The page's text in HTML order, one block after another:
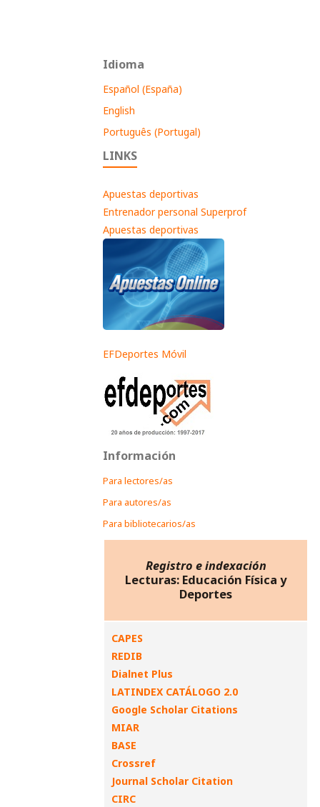
Idioma
Español (España)
English
Português (Portugal)
LINKS
Apuestas deportivas
Entrenador personal Superprof
Apuestas deportivas
EFDeportes Móvil
Información
Para lectores/as
Para autores/as
Para bibliotecarios/as
Registro e indexación
Lecturas: Educación Física y
Deportes
CAPES
REDIB
Dialnet Plus
LATINDEX CATÁLOGO 2.0
Google Scholar Citations
MIAR
BASE
Crossref
Journal Scholar Citation
CIRC